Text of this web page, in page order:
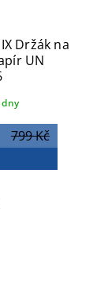
Držák na
UN
799 Kč